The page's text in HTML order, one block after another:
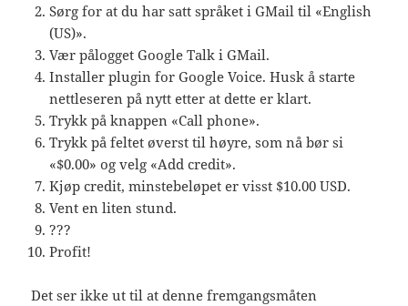
Sørg for at du har satt språket i GMail til «English
(US)».
Vær pålogget Google Talk i GMail.
Installer plugin for Google Voice. Husk å starte
nettleseren på nytt etter at dette er klart.
Trykk på knappen «Call phone».
Trykk på feltet øverst til høyre, som nå bør si
«$0.00» og velg «Add credit».
Kjøp credit, minstebeløpet er visst $10.00 USD.
Vent en liten stund.
???
Profit!
Det ser ikke ut til at denne fremgangsmåten